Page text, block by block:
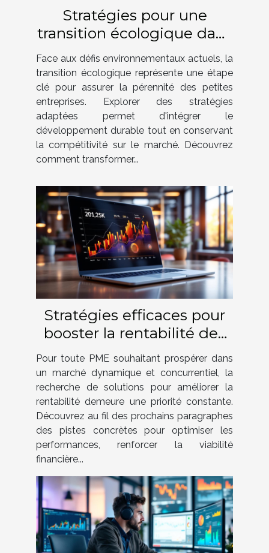
Stratégies pour une
transition écologique dans
les petites entreprises
Face aux défis environnementaux actuels, la
transition écologique représente une étape
clé pour assurer la pérennité des petites
entreprises. Explorer des stratégies
adaptées permet d'intégrer le
développement durable tout en conservant
la compétitivité sur le marché. Découvrez
comment transformer...
Stratégies efficaces pour
booster la rentabilité des
PME
Pour toute PME souhaitant prospérer dans
un marché dynamique et concurrentiel, la
recherche de solutions pour améliorer la
rentabilité demeure une priorité constante.
Découvrez au fil des prochains paragraphes
des pistes concrètes pour optimiser les
performances, renforcer la viabilité
financière...